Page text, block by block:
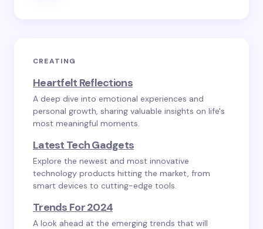
CREATING
Heartfelt Reflections
A deep dive into emotional experiences and
personal growth, sharing valuable insights on life's
most meaningful moments.
Latest Tech Gadgets
Explore the newest and most innovative
technology products hitting the market, from
smart devices to cutting-edge tools.
Trends For 2024
A look ahead at the emerging trends that will